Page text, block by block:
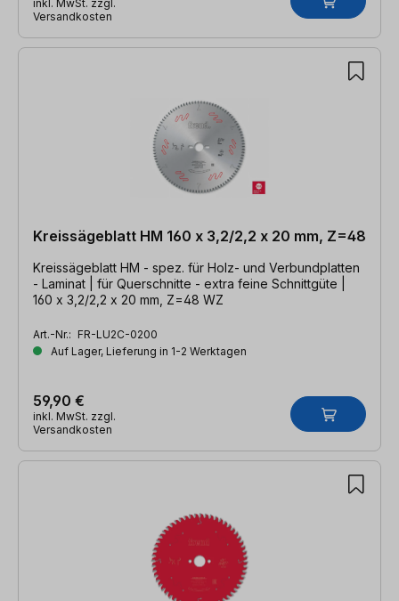
inkl. MwSt. zzgl.
Versandkosten
Kreissägeblatt HM 160 x 3,2/2,2 x 20 mm, Z=48
Kreissägeblatt HM - spez. für Holz- und Verbundplatten
- Laminat | für Querschnitte - extra feine Schnittgüte |
160 x 3,2/2,2 x 20 mm, Z=48 WZ
Art.-Nr.: FR-LU2C-0200
Auf Lager, Lieferung in 1-2 Werktagen
59,90 €
inkl. MwSt. zzgl.
Versandkosten